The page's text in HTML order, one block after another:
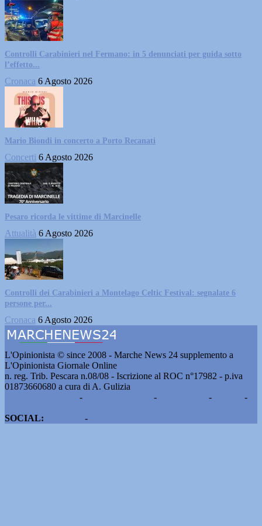
Controlli Carabinieri nel Fermano: in 5 denunciati per guida sotto
l’effetto...
Cronaca 6 Agosto 2026
Mario Biondi in concerto a Porto Recanati
Concerti 6 Agosto 2026
Pesaro ricorda le vittime di Marcinelle
Attualità 6 Agosto 2026
Controlli dei Carabinieri a Montelago Celtic Festival: segnalate 6
persone per...
Cronaca 6 Agosto 2026
L'Opinionista © since 2008 - Marche News 24 supplemento a
L'Opinionista Giornale Online
n. reg. Trib. Pescara n.08/08 - Iscrizione al ROC n°17982 - p.iva
01873660680 a cura di A. Gulizia
- - -
-
SOCIAL:
-